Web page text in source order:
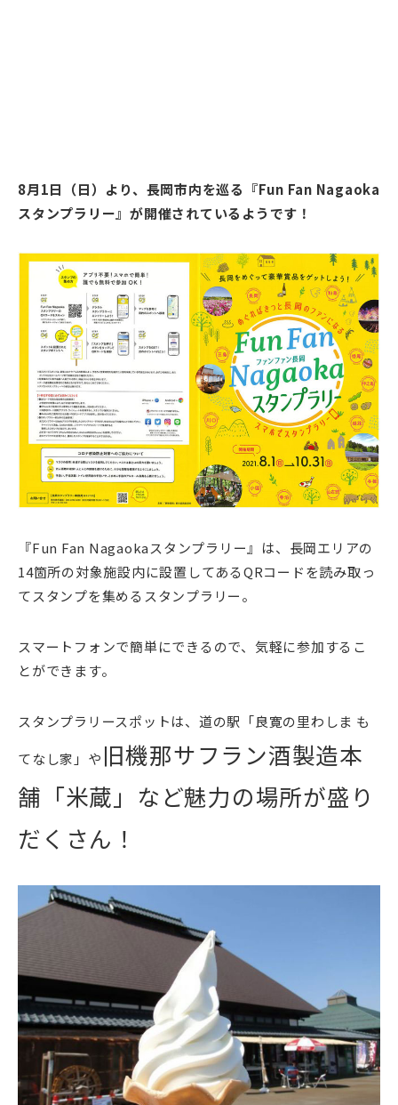
8月1日（日）より、長岡市内を巡る『Fun Fan Nagaoka
スタンプラリー』が開催されているようです！
『Fun Fan Nagaokaスタンプラリー』は、長岡エリアの
14箇所の対象施設内に設置してあるQRコードを読み取っ
てスタンプを集めるスタンプラリー。
スマートフォンで簡単にできるので、気軽に参加するこ
とができます。
スタンプラリースポットは、道の駅「良寛の里わしま も
てなし家」や 旧機那サフラン酒製造本
舗「米蔵」など魅力の場所が盛り
だくさん！